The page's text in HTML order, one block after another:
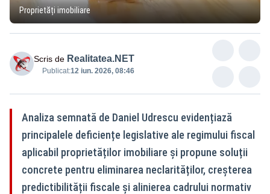
Proprietăți imobiliare
Scris de Realitatea.NET
Publicat:12 iun. 2026, 08:46
Analiza semnată de Daniel Udrescu evidențiază
principalele deficiențe legislative ale regimului fiscal
aplicabil proprietăților imobiliare și propune soluții
concrete pentru eliminarea neclarităților, creșterea
predictibilității fiscale și alinierea cadrului normativ